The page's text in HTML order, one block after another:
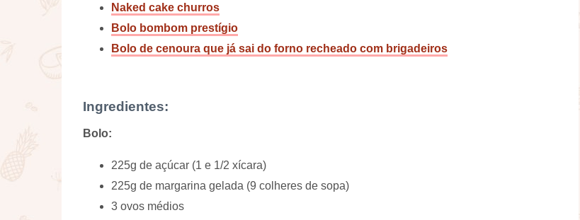
Naked cake churros
Bolo bombom prestígio
Bolo de cenoura que já sai do forno recheado com brigadeiros
Ingredientes:
Bolo:
225g de açúcar (1 e 1/2 xícara)
225g de margarina gelada (9 colheres de sopa)
3 ovos médios